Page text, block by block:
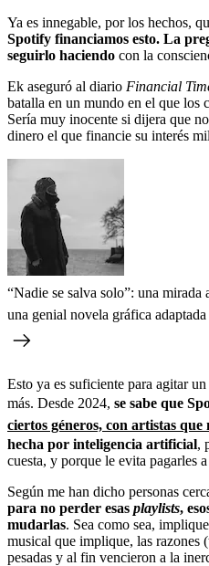
Ya es innegable, por los hechos,
Spotify financiamos esto. La
seguirlo haciendo con la
Ek aseguró al diario Financial
batalla en un mundo en el que los
Sería muy inocente si dijera que
dinero el que financie su interés
“Nadie se salva solo”: una mirada
una genial novela gráfica
Esto ya es suficiente para agitar
más. Desde 2024, se sabe que
ciertos géneros, con artistas que
hecha por inteligencia artificial,
cuesta, y porque le evita pagarles
Según me han dicho personas
para no perder esas playlists,
mudarlas. Sea como sea,
musical que implique, las razones
pesadas y al fin vencieron a la